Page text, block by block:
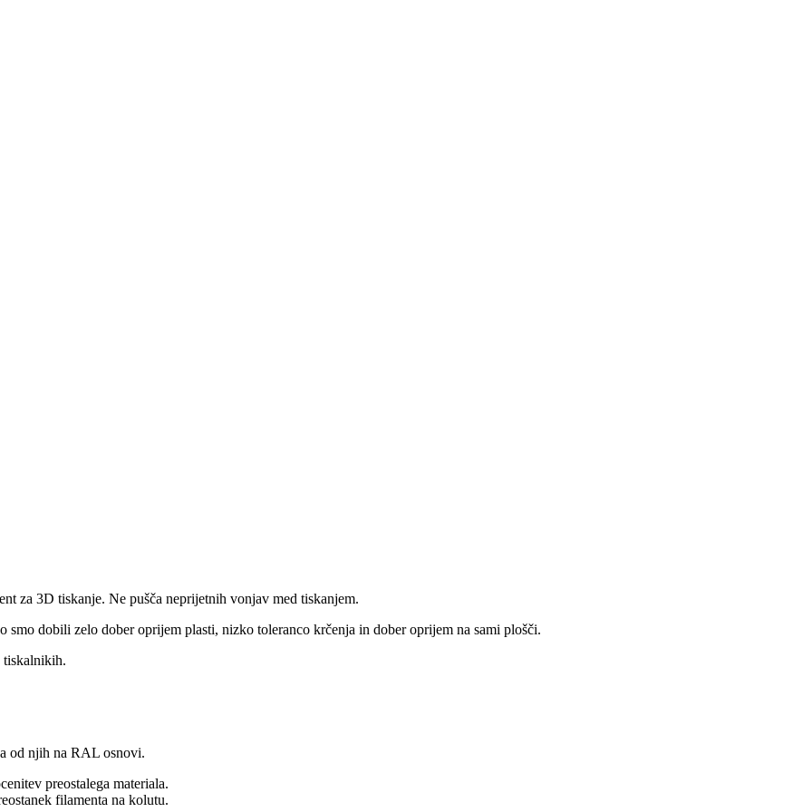
za 3D tiskanje. Ne pušča neprijetnih vonjav med tiskanjem.
dobili zelo dober oprijem plasti, nizko toleranco krčenja in dober oprijem na sami plošči.
tiskalnikih.
od njih na RAL osnovi.
preostalega materiala.
filamenta na kolutu.